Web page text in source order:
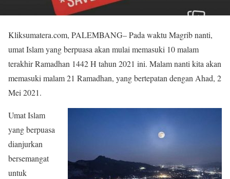
Kliksumatera.com, PALEMBANG– Pada waktu Magrib nanti,
umat Islam yang berpuasa akan mulai memasuki 10 malam
terakhir Ramadhan 1442 H tahun 2021 ini. Malam nanti kita akan
memasuki malam 21 Ramadhan, yang bertepatan dengan Ahad, 2
Mei 2021.
Umat Islam
yang berpuasa
dianjurkan
bersemangat
untuk